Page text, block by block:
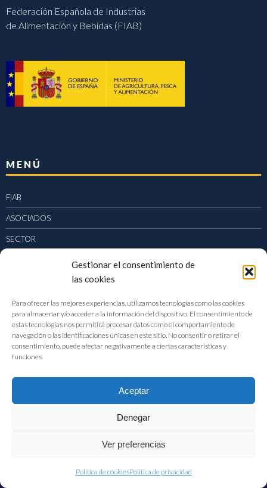
Gestionar el consentimiento de
las cookies
Para ofrecer las mejores experiencias, utilizamos tecnologías como las cookies
para almacenar y/o acceder a la información del dispositivo. El consentimiento de
estas tecnologías nos permitirá procesar datos como el comportamiento de
navegación o las identificaciones únicas en este sitio. No consentir o retirar el
consentimiento, puede afectar negativamente a ciertas características y
funciones.
Aceptar
Denegar
Ver preferencias
Política de cookiesPolítica de privacidad
Federación Española de Industrias
de Alimentación y Bebidas (FIAB)
MENÚ
FIAB
ASOCIADOS
SECTOR
CONTACTO
DIRECCIÓN
Velázquez, 64 – 3ª Planta 28001 | Madrid